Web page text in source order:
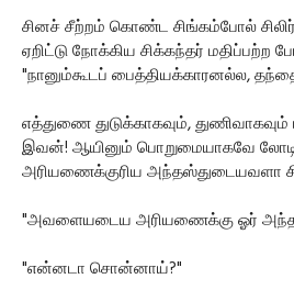
சினச் சீற்றம் கொண்ட சிங்கம்போல்
ஏறிட்டு நோக்கிய சிக்கந்தர் மதிப்பற்ற
"நானும்கூடப் பைத்தியக்காரனல்ல,
எத்துணை துடுக்காகவும்,
இவன்! ஆயினும் பொறுமையாகவே
அரியணைக்குரிய அந்தஸ்துடையவளா
"அவளையடைய அரியணைக்கு ஓர்
"என்னடா சொன்னாய்?"